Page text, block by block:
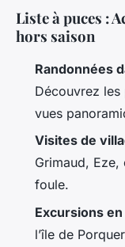
Liste à puces :
hors saison
Randonnées
Découvrez les
vues
Visites de
Grimaud, Eze,
foule.
Excursions
l’île de